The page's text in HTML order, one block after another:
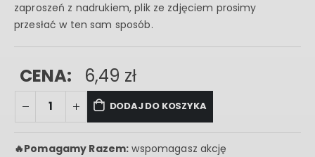
zaproszeń z nadrukiem, plik ze zdjęciem prosimy
przesłać w ten sam sposób.
CENA: 6,49 zł
DODAJ DO KOSZYKA
🔥Pomagamy Razem: wspomagasz akcję